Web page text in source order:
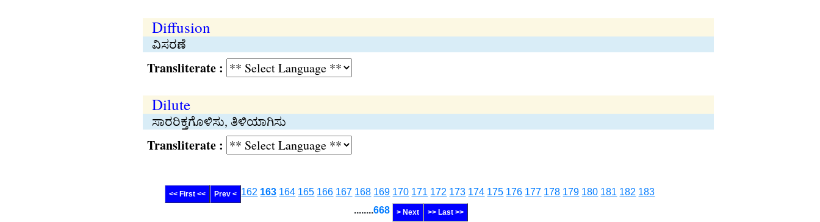
Diffusion
ವಿಸರಣೆ
Transliterate :
Dilute
ಸಾರರಿಕ್ತಗೊಳಿಸು, ತಿಳಿಯಾಗಿಸು
Transliterate :
<< First << Prev < 162 163 164 165 166 167 168 169 170 171 172 173 174 175 176 177 178 179 180 181 182 183
........668 > Next >> Last >>